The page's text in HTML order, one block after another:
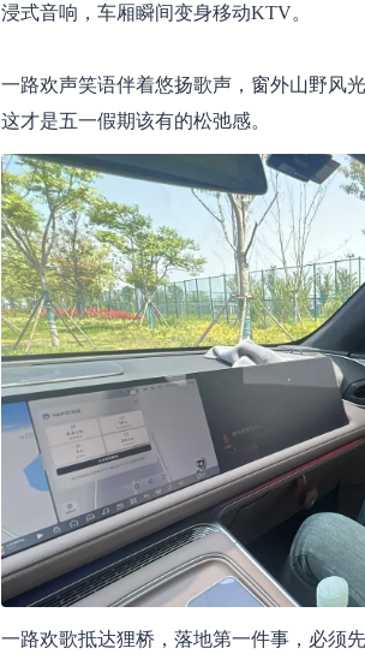
浸式音响，车厢瞬间变身移动KTV。
一路欢声笑语伴着悠扬歌声，窗外山野风
这才是五一假期该有的松弛感。
一路欢歌抵达狸桥，落地第一件事，必须